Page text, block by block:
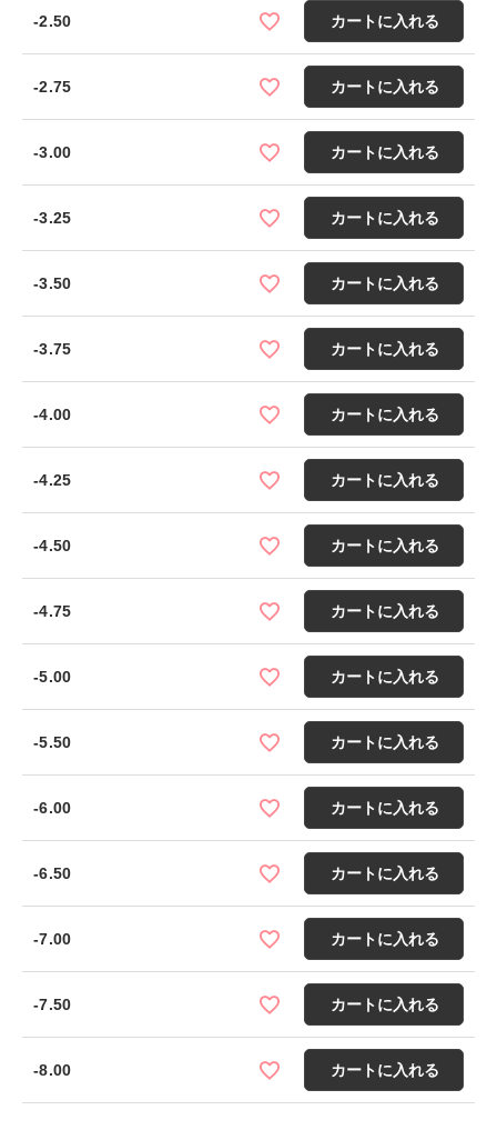
-2.50 カートに入れる
-2.75 カートに入れる
-3.00 カートに入れる
-3.25 カートに入れる
-3.50 カートに入れる
-3.75 カートに入れる
-4.00 カートに入れる
-4.25 カートに入れる
-4.50 カートに入れる
-4.75 カートに入れる
-5.00 カートに入れる
-5.50 カートに入れる
-6.00 カートに入れる
-6.50 カートに入れる
-7.00 カートに入れる
-7.50 カートに入れる
-8.00 カートに入れる